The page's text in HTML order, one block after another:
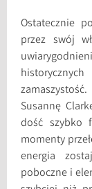
Ostatecznie
przez swój
Susannę
dość szybko
momenty
energia
poboczne i